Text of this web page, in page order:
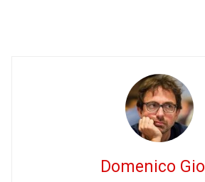
Domenico